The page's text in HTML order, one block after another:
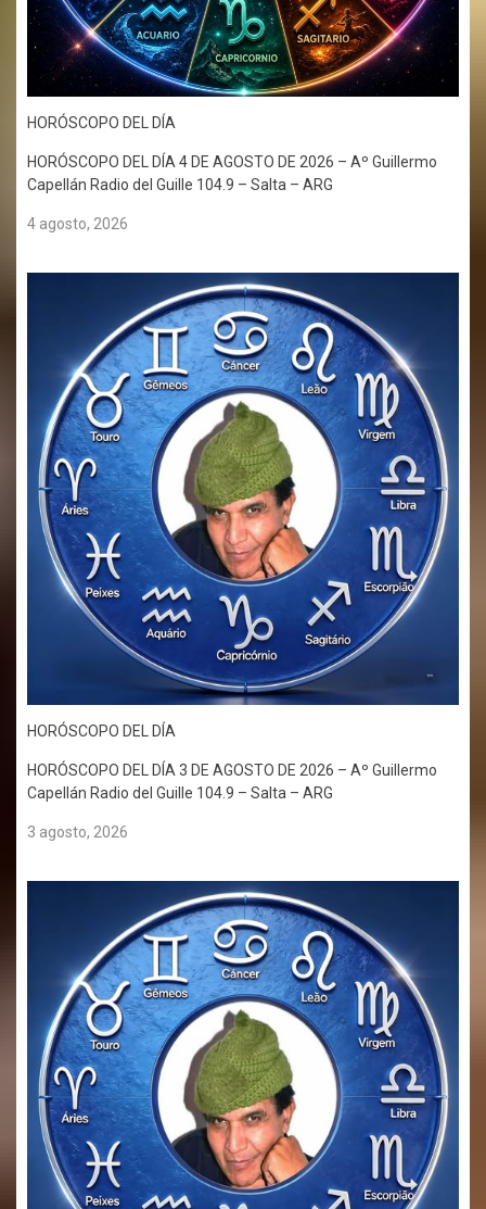
HORÓSCOPO DEL DÍA
HORÓSCOPO DEL DÍA 4 DE AGOSTO DE 2026 – Aº Guillermo
Capellán Radio del Guille 104.9 – Salta – ARG
4 agosto, 2026
HORÓSCOPO DEL DÍA
HORÓSCOPO DEL DÍA 3 DE AGOSTO DE 2026 – Aº Guillermo
Capellán Radio del Guille 104.9 – Salta – ARG
3 agosto, 2026